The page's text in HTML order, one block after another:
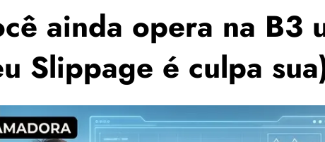
ainda opera na B3
Slippage é culpa